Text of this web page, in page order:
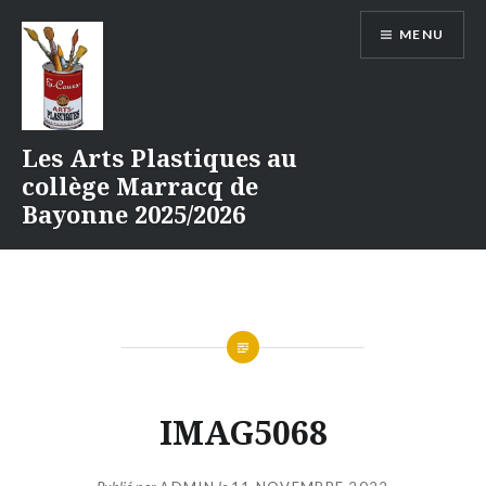
contenu
Les Arts Plastiques au
collège Marracq de
Bayonne 2025/2026
MENU
IMAG5068